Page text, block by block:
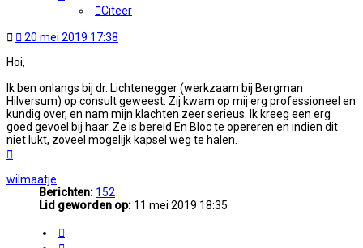
Citeer
Ongelezen
20 mei 2019 17:38
Hoi,
Ik ben onlangs bij dr. Lichtenegger (werkzaam bij Bergman
Hilversum) op consult geweest. Zij kwam op mij erg professioneel en
kundig over, en nam mijn klachten zeer serieus. Ik kreeg een erg
goed gevoel bij haar. Ze is bereid En Bloc te opereren en indien dit
niet lukt, zoveel mogelijk kapsel weg te halen.
wilmaatje
Berichten: 152
Lid geworden op: 11 mei 2019 18:35